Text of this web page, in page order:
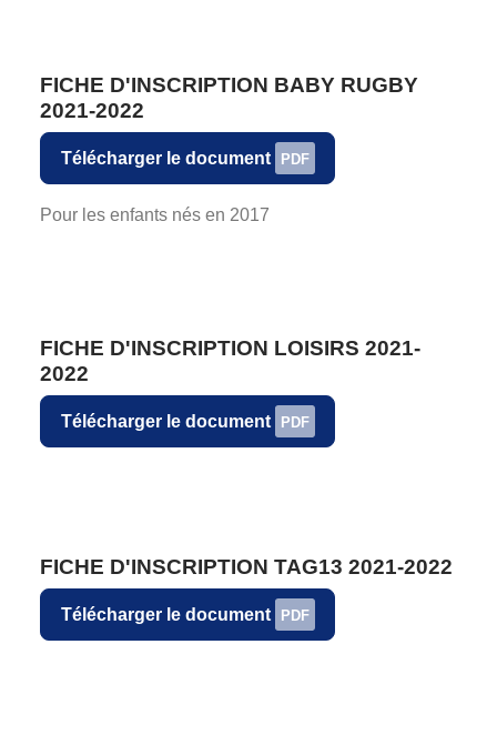
FICHE D'INSCRIPTION BABY RUGBY
2021-2022
Télécharger le document PDF
Pour les enfants nés en 2017
FICHE D'INSCRIPTION LOISIRS 2021-
2022
Télécharger le document PDF
FICHE D'INSCRIPTION TAG13 2021-2022
Télécharger le document PDF